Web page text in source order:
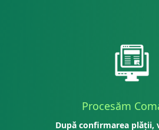
Procesăm
După confirmarea plății,